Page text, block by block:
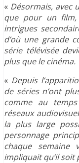
« Désormais, avec
que pour un film,
intrigues
d’où une grande
série télévisée
plus que le cinéma.
« Depuis
de séries n’ont
comme au
réseaux
la plus large
personnage
chaque
impliquait qu’il soit